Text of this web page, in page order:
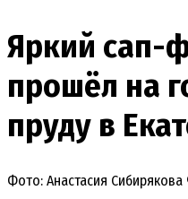
Яркий сап-
прошёл на
пруду в
Фото: Анастасия